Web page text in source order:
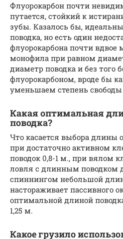
Флуорокарбон почти
путается, стойкий к
зубы. Казалось бы,
поводка, но есть один
флуорокарбона почти
монофила при равном
диаметр поводка и без того
флуорокарбоном, вроде бы
уменьшаем степень
Какая оптимальная
поводка?
Что касается выбора длины
при достаточно активном
поводок 0,8-1 м., при вялом
ловля с длинным поводком
спиннингом небольшой
настораживает пассивного
оптимальной длиной
1,25 м.
Какое грузило